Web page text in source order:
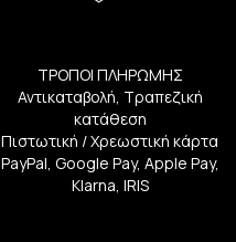
ΤΡΟΠΟΙ ΠΛΗΡΩΜΗΣ
Αντικαταβολή, Τραπεζική
κατάθεση
Πιστωτική / Χρεωστική κάρτα
PayPal, Google Pay, Apple Pay,
Klarna, IRIS